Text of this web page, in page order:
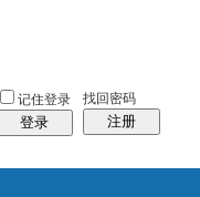
记住登录
登录
找回密码
注册